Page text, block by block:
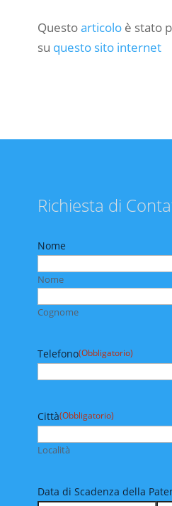
Questoarticoloè stato
su questo sito internet
Richiesta di
Nome
Nome
Cognome
Telefono(Obbligatorio)
Città(Obbligatorio)
Località
Data di Scadenza della